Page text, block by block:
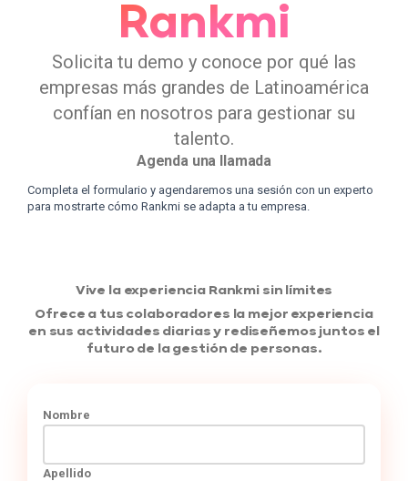
Rankmi
Solicita tu demo y conoce por qué las
empresas más grandes de Latinoamérica
confían en nosotros para gestionar su
talento.
Agenda una llamada
Completa el formulario y agendaremos una sesión con un experto
para mostrarte cómo Rankmi se adapta a tu empresa.
Vive la experiencia Rankmi sin límites
Ofrece a tus colaboradores la mejor experiencia
en sus actividades diarias y rediseñemos juntos el
futuro de la gestión de personas.
Nombre
Apellido